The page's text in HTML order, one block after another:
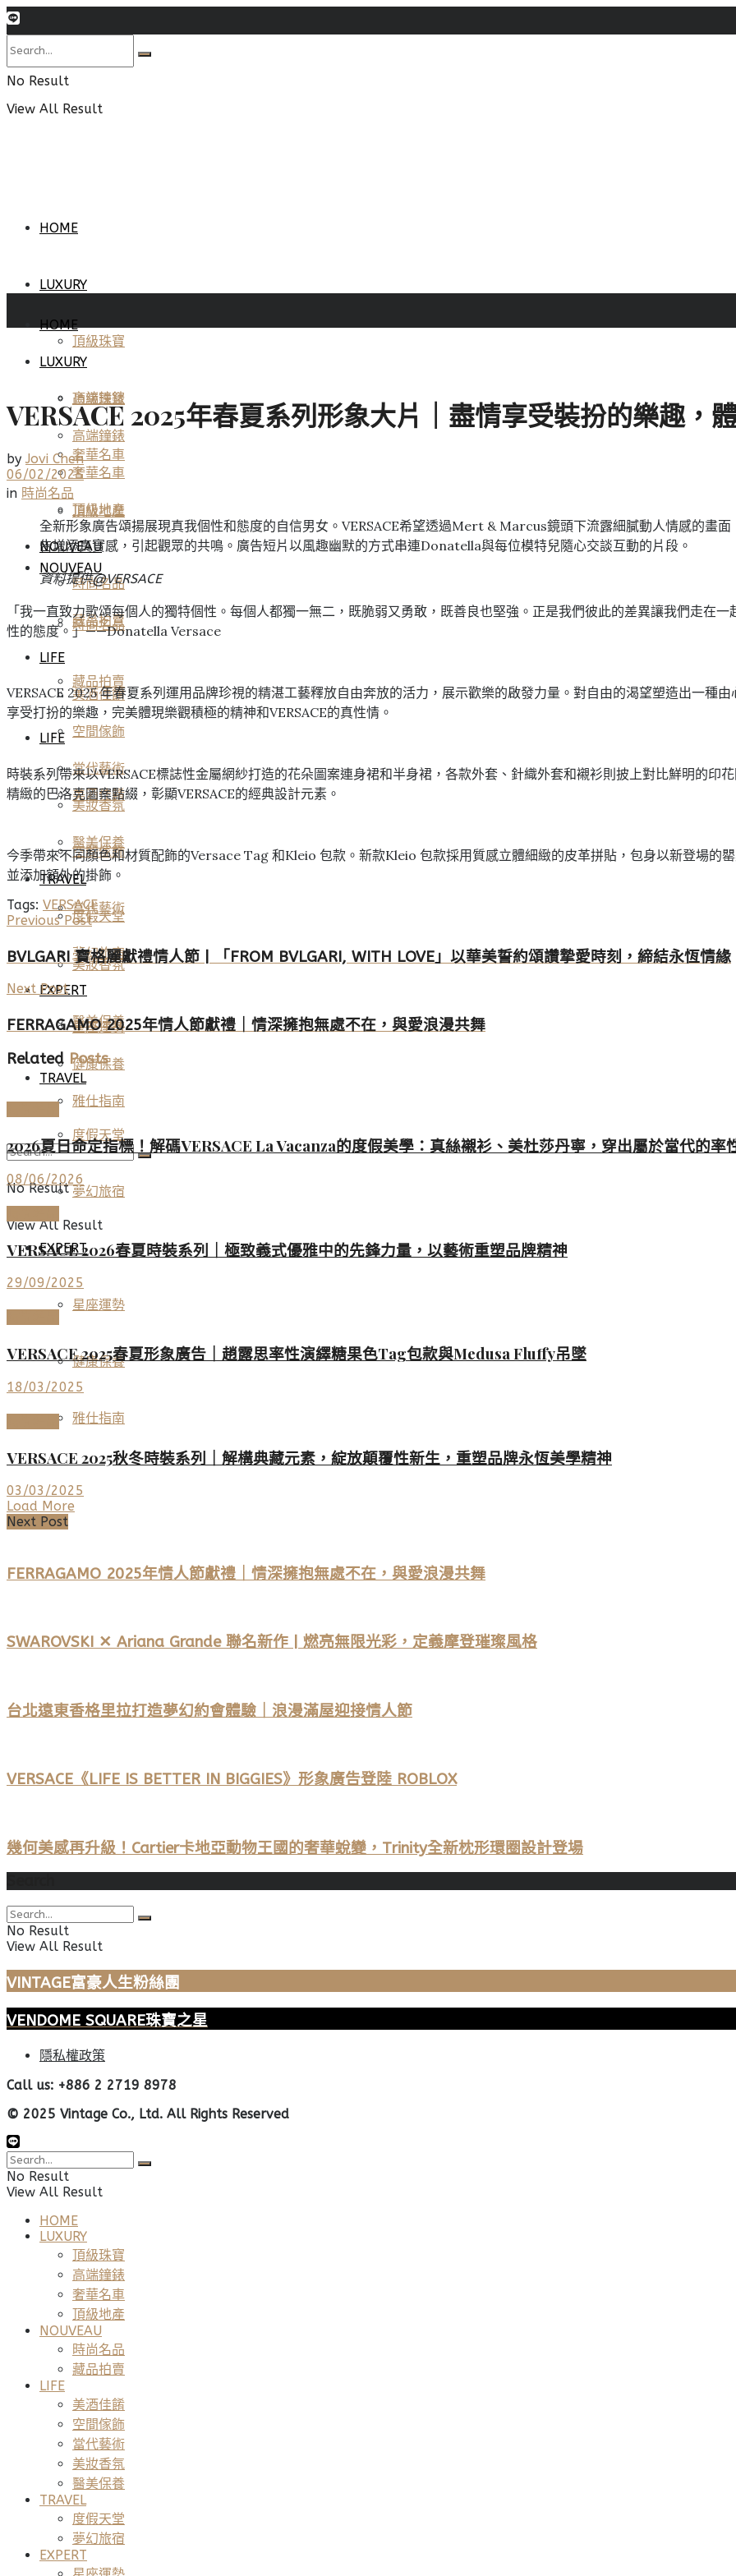
No Result
View All Result
HOME
LUXURY
頂級珠寶
高端鐘錶
奢華名車
頂級地產
NOUVEAU
時尚名品
藏品拍賣
LIFE
美酒佳餚
空間傢飾
當代藝術
美妝香氛
醫美保養
TRAVEL
度假天堂
夢幻旅宿
EXPERT
星座運勢
健康保養
雅仕指南
HOME
LUXURY
頂級珠寶
高端鐘錶
奢華名車
頂級地產
NOUVEAU
時尚名品
藏品拍賣
LIFE
美酒佳餚
空間傢飾
當代藝術
美妝香氛
醫美保養
TRAVEL
度假天堂
夢幻旅宿
EXPERT
星座運勢
健康保養
雅仕指南
No Result
View All Result
VERSACE 2025年春夏系列形象大片｜盡情享受裝扮的樂趣，
by Jovi Chen
06/02/2025
in 時尚名品
全新形象廣告頌揚展現真我個性和態度的自信男女。VERSACE希望透過Mert & Marcus鏡頭下流露細膩動人情感的畫
告增添真實感，引起觀眾的共鳴。廣告短片以風趣幽默的方式串連Donatella與每位模特兒隨心交談互動的片段。
資料提供@VERSACE
「我一直致力歌頌每個人的獨特個性。每個人都獨一無二，既脆弱又勇敢，既善良也堅強。正是我們彼此的差異讓我們走在
性的態度。」——Donatella Versace
VERSACE 2025 年春夏系列運用品牌珍視的精湛工藝釋放自由奔放的活力，展示歡樂的啟發力量。對自由的渴望塑造出一種
享受打扮的樂趣，完美體現樂觀積極的精神和VERSACE的真性情。
時裝系列帶來以VERSACE標誌性金屬網紗打造的花朵圖案連身裙和半身裙，各款外套、針織外套和襯衫則披上對比鮮明的印
精緻的巴洛克圖案點綴，彰顯VERSACE的經典設計元素。
今季帶來不同顏色和材質配飾的Versace Tag 和Kleio 包款。新款Kleio 包款採用質感立體細緻的皮革拼貼，包身以新登場的
並添加額外的掛飾。
Tags: VERSACE
Previous Post
BVLGARI 寶格麗獻禮情人節 | 「FROM BVLGARI, WITH LOVE」以華美誓約頌讚摯愛時刻，締結永恆情緣
Next Post
FERRAGAMO 2025年情人節獻禮｜情深擁抱無處不在，與愛浪漫共舞
Related Posts
2026夏日命定指標！解碼VERSACE La Vacanza的度假美學：真絲襯衫、美杜莎丹寧，穿出屬於當代的率
08/06/2026
VERSACE 2026春夏時裝系列｜極致義式優雅中的先鋒力量，以藝術重塑品牌精神
29/09/2025
VERSACE 2025春夏形象廣告｜趙露思率性演繹糖果色Tag包款與Medusa Fluffy吊墜
18/03/2025
VERSACE 2025秋冬時裝系列｜解構典藏元素，綻放顛覆性新生，重塑品牌永恆美學精神
03/03/2025
Load More
Next Post
FERRAGAMO 2025年情人節獻禮｜情深擁抱無處不在，與愛浪漫共舞
SWAROVSKI ✕ Ariana Grande 聯名新作 | 燃亮無限光彩，定義摩登璀璨風格
台北遠東香格里拉打造夢幻約會體驗｜浪漫滿屋迎接情人節
VERSACE《LIFE IS BETTER IN BIGGIES》形象廣告登陸 ROBLOX
幾何美感再升級！Cartier卡地亞動物王國的奢華蛻變，Trinity全新枕形環圈設計登場
No Result
View All Result
VINTAGE富豪人生粉絲團
VENDOME SQUARE珠寶之星
隱私權政策
Call us: +886 2 2719 8978
© 2025 Vintage Co., Ltd. All Rights Reserved
No Result
View All Result
HOME
LUXURY
頂級珠寶
高端鐘錶
奢華名車
頂級地產
NOUVEAU
時尚名品
藏品拍賣
LIFE
美酒佳餚
空間傢飾
當代藝術
美妝香氛
醫美保養
TRAVEL
度假天堂
夢幻旅宿
EXPERT